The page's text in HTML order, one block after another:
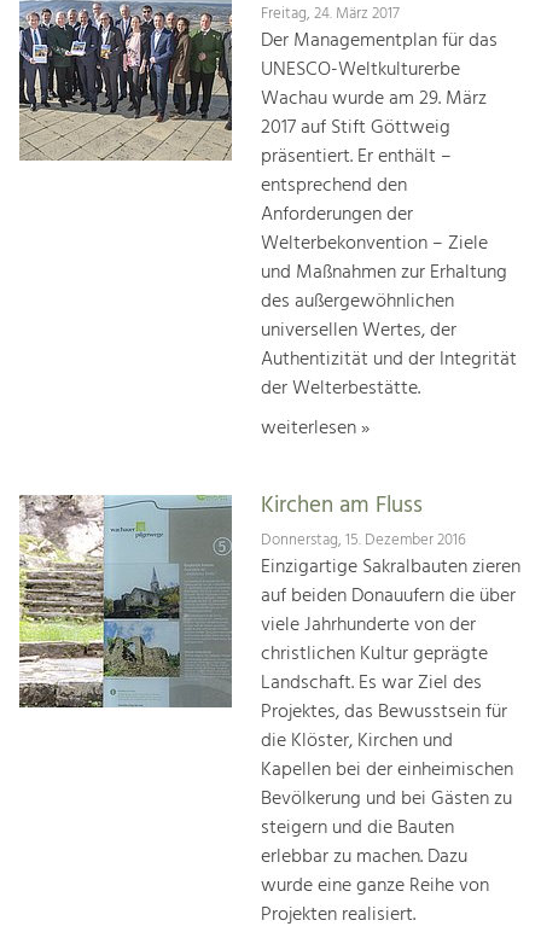
Freitag, 24. März 2017
Der Managementplan für das
UNESCO-Weltkulturerbe
Wachau wurde am 29. März
2017 auf Stift Göttweig
präsentiert. Er enthält –
entsprechend den
Anforderungen der
Welterbekonvention – Ziele
und Maßnahmen zur Erhaltung
des außergewöhnlichen
universellen Wertes, der
Authentizität und der Integrität
der Welterbestätte.
weiterlesen »
Kirchen am Fluss
Donnerstag, 15. Dezember 2016
Einzigartige Sakralbauten zieren
auf beiden Donauufern die über
viele Jahrhunderte von der
christlichen Kultur geprägte
Landschaft. Es war Ziel des
Projektes, das Bewusstsein für
die Klöster, Kirchen und
Kapellen bei der einheimischen
Bevölkerung und bei Gästen zu
steigern und die Bauten
erlebbar zu machen. Dazu
wurde eine ganze Reihe von
Projekten realisiert.